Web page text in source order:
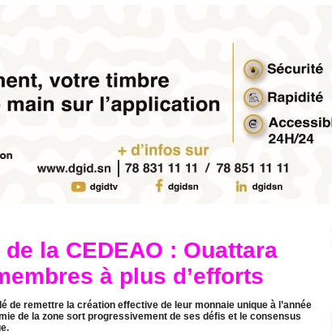
la CEDEAO : Ouattara
à plus d’efforts
de remettre la création effective de leur monnaie unique à l’année
de la zone sort progressivement de ses défis et le consensus